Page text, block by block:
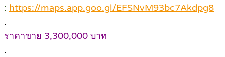
: https://maps.app.goo.gl/EFSNvM93bc7Akdpg8
.
ราคาขาย 3,300,000 บาท
.